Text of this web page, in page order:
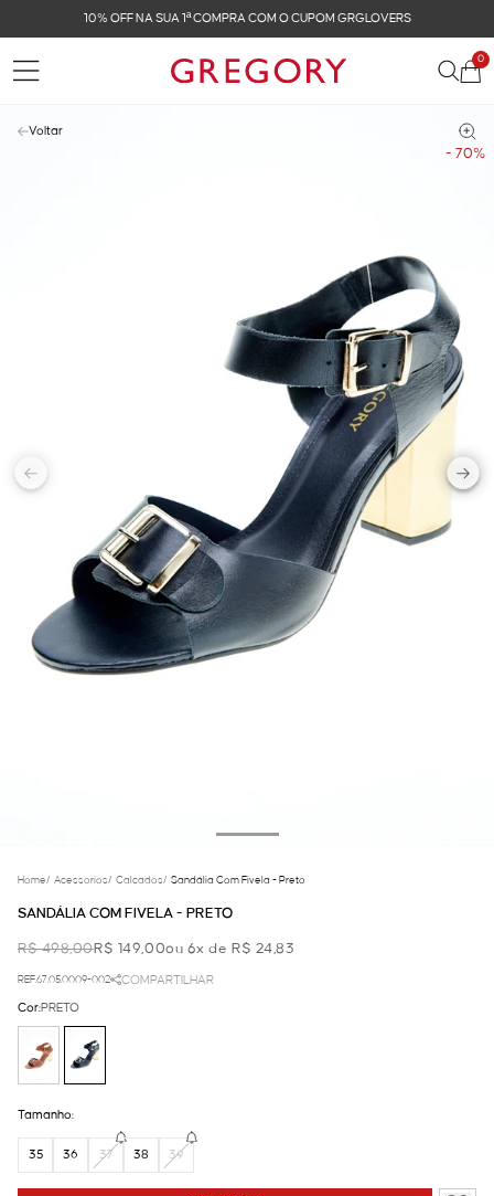
O CUPOM GRGLOVERS FRETE GRÁTIS NAS
0
- 70%
Voltar
Home/ Acessorios/ Calcados/ Sandália Com Fivela - Preto
SANDÁLIA COM FIVELA - PRETO
R$ 498,00R$ 149,00ou 6x de R$ 24,83
REF.67.05.0009-002 COMPARTILHAR
Cor:PRETO
Tamanho:
35 36 37 38 39